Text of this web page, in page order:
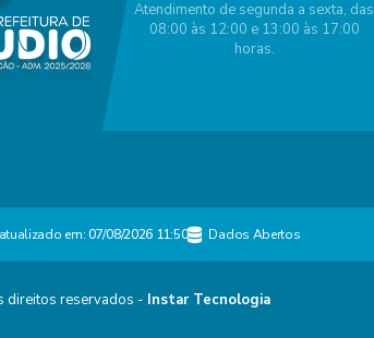
Atendimento de segunda a sexta, das
08:00 às 12:00 e 13:00 às 17:00
horas.
em:07/08/2026 11:50 Dados Abertos
reservados - Instar Tecnologia